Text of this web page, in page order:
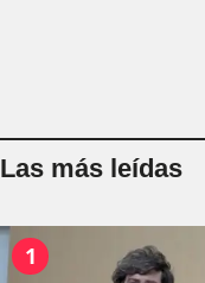
Las más leídas
1